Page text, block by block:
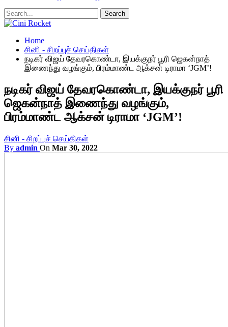
Home
சினி - சிறப்புச் செய்திகள்
நடிகர் விஜய் தேவரகொண்டா, இயக்குநர் பூரி ஜெகன்நாத்
இணைந்து வழங்கும், பிரம்மாண்ட ஆக்சன் டிராமா ‘JGM’!
நடிகர் விஜய் தேவரகொண்டா, இயக்குநர் பூரி
ஜெகன்நாத் இணைந்து வழங்கும்,
பிரம்மாண்ட ஆக்சன் டிராமா ‘JGM’!
சினி - சிறப்புச் செய்திகள்
By admin On Mar 30, 2022